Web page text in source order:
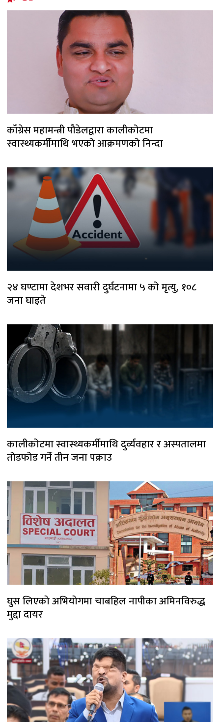
काँग्रेस महामन्त्री पौडेलद्वारा कालीकोटमा
स्वास्थ्यकर्मीमाथि भएको आक्रमणको निन्दा
२४ घण्टामा देशभर सवारी दुर्घटनामा ५ को मृत्यु, १०८
जना घाइते
कालीकोटमा स्वास्थ्यकर्मीमाथि दुर्व्यवहार र अस्पतालमा
तोडफोड गर्ने तीन जना पक्राउ
घुस लिएको अभियोगमा चाबहिल नापीका अमिनविरुद्ध
मुद्दा दायर